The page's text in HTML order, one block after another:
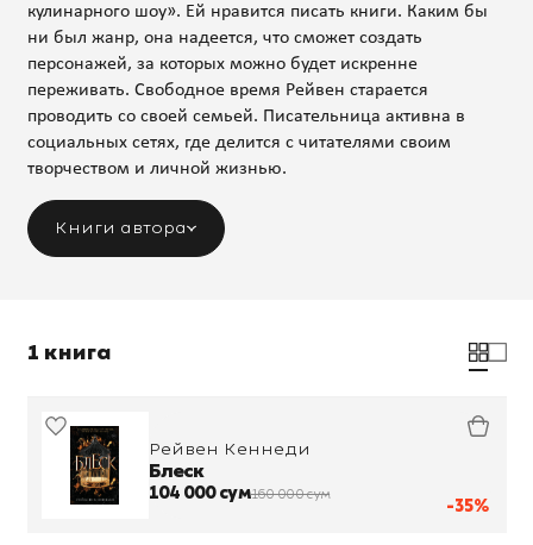
кулинарного шоу». Ей нравится писать книги. Каким бы
ни был жанр, она надеется, что сможет создать
персонажей, за которых можно будет искренне
переживать. Свободное время Рейвен старается
проводить со своей семьей. Писательница активна в
социальных сетях, где делится с читателями своим
творчеством и личной жизнью.
Книги автора
1 книга
-35%
Рейвен Кеннеди
Блеск
104 000 сум160 000 сум